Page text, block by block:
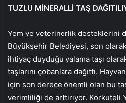
TUZLU MİNERALLİ TAŞ
Yem ve veterinerlik desteklerini
Büyükşehir Belediyesi, son
ihtiyaç duyduğu yalama taşı
taşlarını çobanlara dağıttı.
için son derece önemli olan bu
verimliliği de arttırıyor. Korkuteli